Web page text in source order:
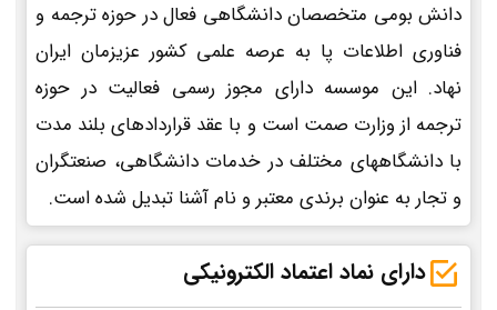
دانش بومی متخصصان دانشگاهی فعال در حوزه ترجمه و
فناوری اطلاعات پا به عرصه علمی کشور عزیزمان ایران
نهاد. این موسسه دارای مجوز رسمی فعالیت در حوزه
ترجمه از وزارت صمت است و با عقد قراردادهای بلند مدت
با دانشگاههای مختلف در خدمات دانشگاهی، صنعتگران
و تجار به عنوان برندی معتبر و نام آشنا تبدیل شده است.
دارای نماد اعتماد الکترونیکی